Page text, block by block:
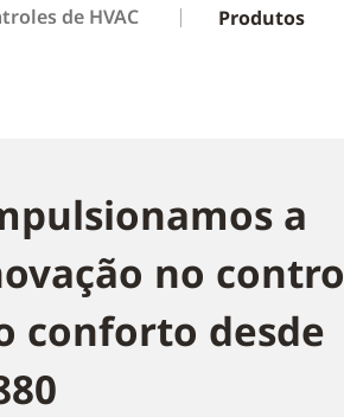
de HVAC Produtos
a
no
conforto desde